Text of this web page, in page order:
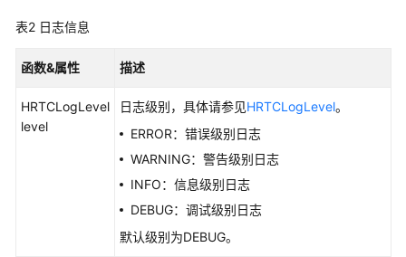
常
见
问
表2 日志信息
函数&属性 描述
HRTCLogLevel
level
日志级别，具体请参见HRTCLogLevel。
ERROR：错误级别日志
WARNING：警告级别日志
INFO：信息级别日志
DEBUG：调试级别日志
默认级别为DEBUG。